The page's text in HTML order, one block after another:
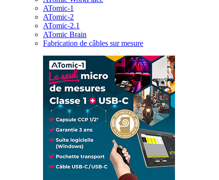
ATomic-1
ATomic-2
ATomic-2.1
ATomic Brain
Fabrication de câbles sur mesure